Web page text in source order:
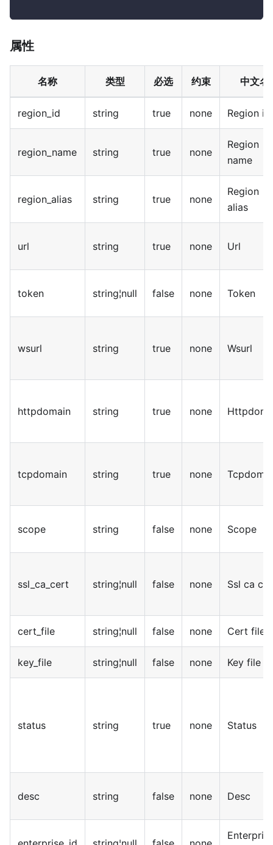
属性
名称 类型 必选 约束 中文名
region_id string true none Region id
region_name string true none
Region
name
region_alias string true none
Region
alias
url string true none Url
token string¦null false none Token
wsurl string true none Wsurl
httpdomain string true none
tcpdomain string true none
scope string false none Scope
ssl_ca_cert string¦null false none Ssl ca
cert_file string¦null false none Cert file
key_file string¦null false none Key file
status string true none Status
desc string false none Desc